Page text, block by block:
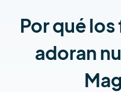
Por qué
adoran